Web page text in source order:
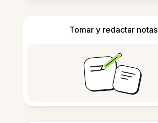
Tomar y redactar notas